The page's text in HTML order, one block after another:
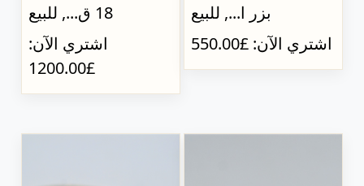
18 ق..., للبيع
اشتري الآن:
£1200.00
بزر ا..., للبيع
اشتري الآن: £550.00